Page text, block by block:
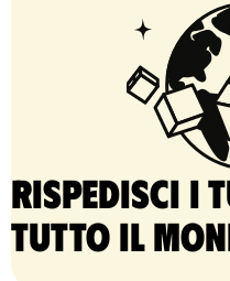
Rispedisci i
tutto il